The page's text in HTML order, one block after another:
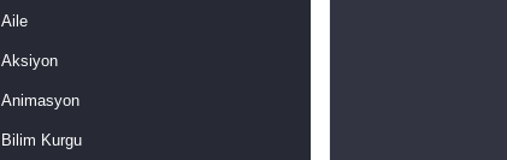
Aile
Aksiyon
Animasyon
Bilim Kurgu